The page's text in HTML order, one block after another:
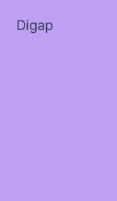
Digap